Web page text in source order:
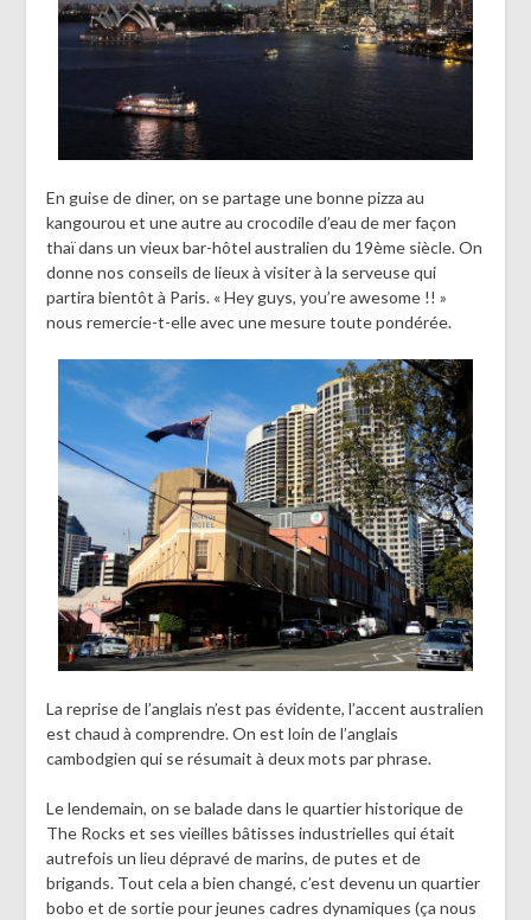
En guise de diner, on se partage une bonne pizza au
kangourou et une autre au crocodile d’eau de mer façon
thaï dans un vieux bar-hôtel australien du 19ème siècle. On
donne nos conseils de lieux à visiter à la serveuse qui
partira bientôt à Paris. « Hey guys, you’re awesome !! »
nous remercie-t-elle avec une mesure toute pondérée.
La reprise de l’anglais n’est pas évidente, l’accent australien
est chaud à comprendre. On est loin de l’anglais
cambodgien qui se résumait à deux mots par phrase.
Le lendemain, on se balade dans le quartier historique de
The Rocks et ses vieilles bâtisses industrielles qui était
autrefois un lieu dépravé de marins, de putes et de
brigands. Tout cela a bien changé, c’est devenu un quartier
bobo et de sortie pour jeunes cadres dynamiques (ça nous